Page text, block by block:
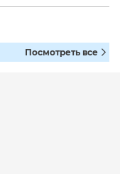
Посмотреть все